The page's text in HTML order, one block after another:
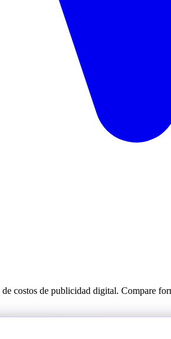
costos de publicidad digital. Compare